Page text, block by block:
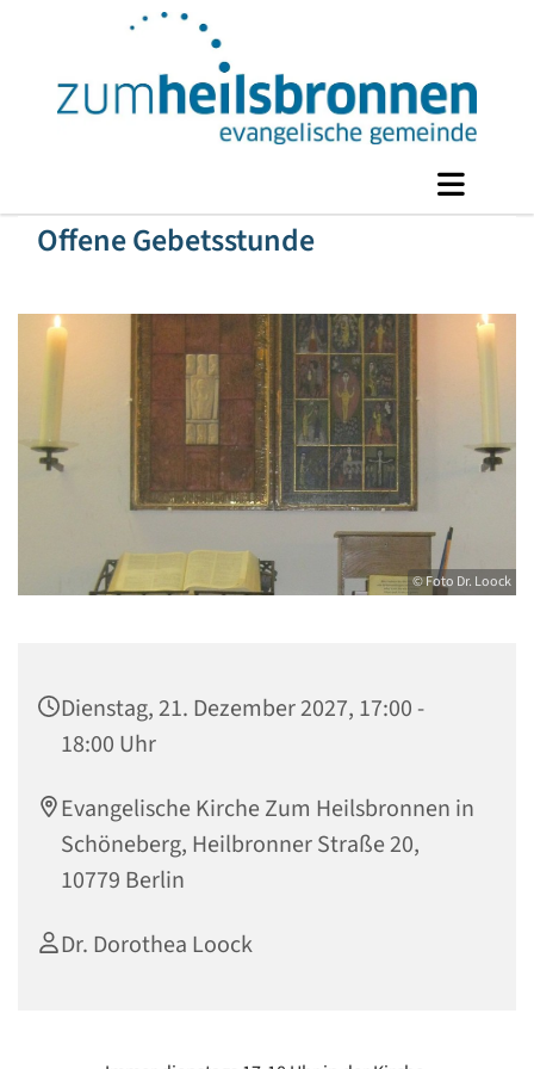
Offene Gebetsstunde
© Foto Dr. Loock
Dienstag, 21. Dezember 2027, 17:00 -
18:00 Uhr
Evangelische Kirche Zum Heilsbronnen in
Schöneberg, Heilbronner Straße 20,
10779 Berlin
Dr. Dorothea Loock